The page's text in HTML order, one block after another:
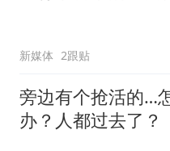
新媒体 2跟贴
旁边有个抢活的…
办？人都过去了？